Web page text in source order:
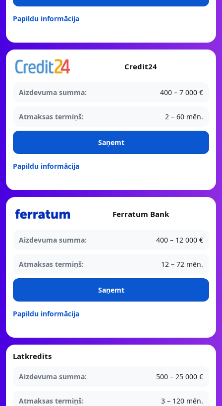
Papildu informācija
Credit24
Aizdevuma summa: 400 – 7 000 €
Atmaksas termiņš: 2 – 60 mēn.
Saņemt
Papildu informācija
Ferratum Bank
Aizdevuma summa: 400 – 12 000 €
Atmaksas termiņš: 12 – 72 mēn.
Saņemt
Papildu informācija
Latkredits
Aizdevuma summa: 500 – 25 000 €
Atmaksas termiņš: 3 – 120 mēn.